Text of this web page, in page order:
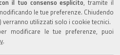
il tuo consenso esplicito, tramite il
le tue preferenze. Chiudendo
verranno utilizzati solo i cookie tecnici.
modificare le tue preferenze, puoi
.
romagna.it/urp